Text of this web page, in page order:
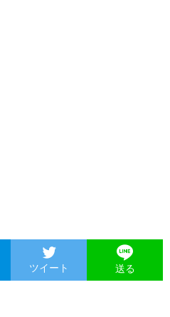
ツイート 送る